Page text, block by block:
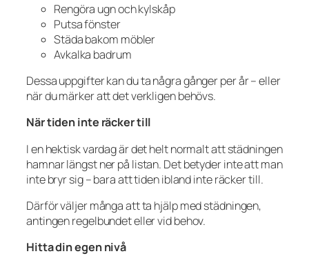
Rengöra ugn och kylskåp
Putsa fönster
Städa bakom möbler
Avkalka badrum
Dessa uppgifter kan du ta några gånger per år – eller
när du märker att det verkligen behövs.
När tiden inte räcker till
I en hektisk vardag är det helt normalt att städningen
hamnar längst ner på listan. Det betyder inte att man
inte bryr sig – bara att tiden ibland inte räcker till.
Därför väljer många att ta hjälp med städningen,
antingen regelbundet eller vid behov.
Hitta din egen nivå